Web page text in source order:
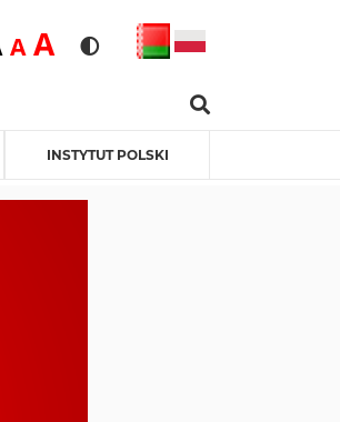
Rozmiar czcionki
Domyślna
AŚrednia
ADużaWersja kontrastowa
INSTYTUT POLSKI